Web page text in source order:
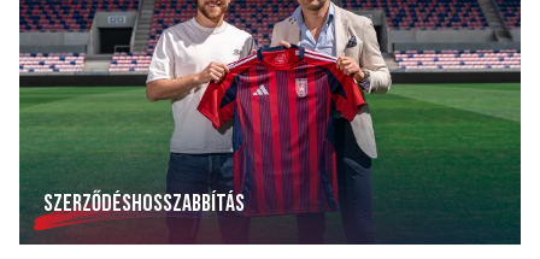
SZERZŐDÉSHOSSZABBÍTÁS